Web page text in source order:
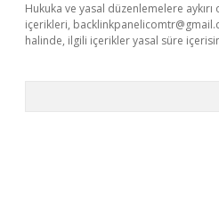
Hukuka ve yasal düzenlemelere
içerikleri,
halinde, ilgili içerikler yasal süre